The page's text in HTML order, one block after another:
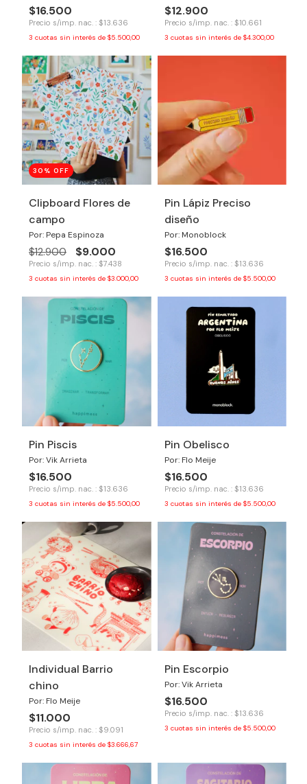
$16.500
Precio s/imp. nac. : $13.636
3 cuotas sin interés de $5.500,00
$12.900
Precio s/imp. nac. : $10.661
3 cuotas sin interés de $4.300,00
30 % OFF
Clipboard Flores de
campo
Por: Pepa Espinoza
$12.900 $9.000
Precio s/imp. nac. : $7.438
3 cuotas sin interés de $3.000,00
Pin Lápiz Preciso
diseño
Por: Monoblock
$16.500
Precio s/imp. nac. : $13.636
3 cuotas sin interés de $5.500,00
Pin Piscis
Por: Vik Arrieta
$16.500
Precio s/imp. nac. : $13.636
3 cuotas sin interés de $5.500,00
Pin Obelisco
Por: Flo Meije
$16.500
Precio s/imp. nac. : $13.636
3 cuotas sin interés de $5.500,00
Individual Barrio
chino
Por: Flo Meije
$11.000
Precio s/imp. nac. : $9.091
3 cuotas sin interés de $3.666,67
Pin Escorpio
Por: Vik Arrieta
$16.500
Precio s/imp. nac. : $13.636
3 cuotas sin interés de $5.500,00